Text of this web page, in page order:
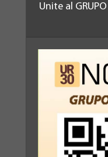
Unite al